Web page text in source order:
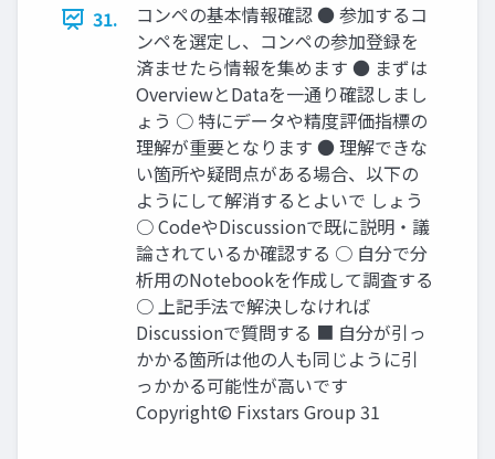
31.
コンペの基本情報確認 ● 参加するコ
ンペを選定し、コンペの参加登録を
済ませたら情報を集めます ● まずは
OverviewとDataを一通り確認しまし
ょう ○ 特にデータや精度評価指標の
理解が重要となります ● 理解できな
い箇所や疑問点がある場合、以下の
ようにして解消するとよいで しょう
○ CodeやDiscussionで既に説明・議
論されているか確認する ○ 自分で分
析用のNotebookを作成して調査する
○ 上記手法で解決しなければ
Discussionで質問する ■ 自分が引っ
かかる箇所は他の人も同じように引
っかかる可能性が高いです
Copyright© Fixstars Group 31